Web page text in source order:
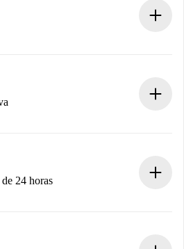
necesaria por adelantado.
24 horas